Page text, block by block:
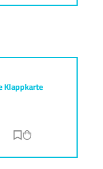
Klappkarte
Zur Merkliste